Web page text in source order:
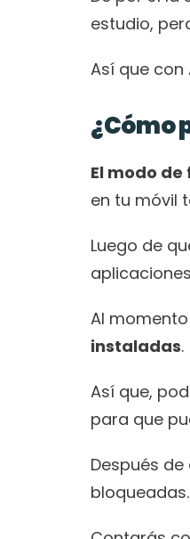
estudio,
Así que
¿Cómo
El modo
en tu móvil
Luego de
Al
instaladas.
Así que,
para que
Después
bloqueadas.